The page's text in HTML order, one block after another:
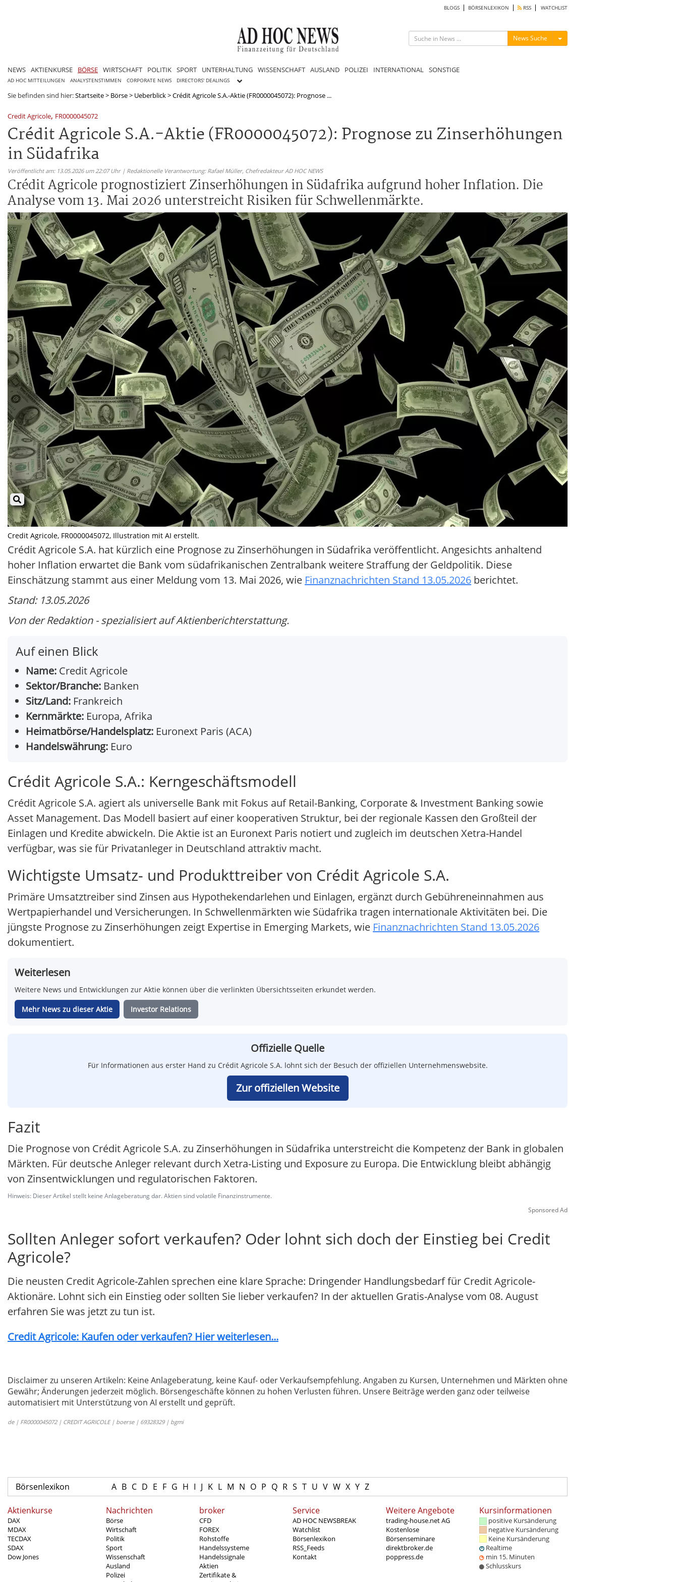
BLOGS BÖRSENLEXIKON RSS WATCHLIST
News Suche Menü ein-/ausblenden
NEWS AKTIENKURSE BÖRSE WIRTSCHAFT POLITIK SPORT UNTERHALTUNG WISSENSCHAFT AUSLAND POLIZEI INTERNATIONAL SONSTIGE
AD HOC MITTEILUNGEN ANALYSTENSTIMMEN CORPORATE NEWS DIRECTORS' DEALINGS
Sie befinden sind hier:Startseite> Börse> Ueberblick>Crédit Agricole S.A.-Aktie (FR0000045072): Prognose ...
Credit Agricole, FR0000045072
Crédit Agricole S.A.-Aktie (FR0000045072): Prognose zu Zinserhöhungen
in Südafrika
Veröffentlicht am: 13.05.2026 um 22:07 Uhr | Redaktionelle Verantwortung: Rafael Müller, Chefredakteur AD HOC NEWS
Crédit Agricole prognostiziert Zinserhöhungen in Südafrika aufgrund hoher Inflation. Die
Analyse vom 13. Mai 2026 unterstreicht Risiken für Schwellenmärkte.
Credit Agricole, FR0000045072, Illustration mit AI erstellt.
Crédit Agricole S.A. hat kürzlich eine Prognose zu Zinserhöhungen in Südafrika veröffentlicht. Angesichts anhaltend
hoher Inflation erwartet die Bank vom südafrikanischen Zentralbank weitere Straffung der Geldpolitik. Diese
Einschätzung stammt aus einer Meldung vom 13. Mai 2026, wie Finanznachrichten Stand 13.05.2026 berichtet.
Stand: 13.05.2026
Von der Redaktion - spezialisiert auf Aktienberichterstattung.
Auf einen Blick
Name: Credit Agricole
Sektor/Branche: Banken
Sitz/Land: Frankreich
Kernmärkte: Europa, Afrika
Heimatbörse/Handelsplatz: Euronext Paris (ACA)
Handelswährung: Euro
Crédit Agricole S.A.: Kerngeschäftsmodell
Crédit Agricole S.A. agiert als universelle Bank mit Fokus auf Retail-Banking, Corporate & Investment Banking sowie
Asset Management. Das Modell basiert auf einer kooperativen Struktur, bei der regionale Kassen den Großteil der
Einlagen und Kredite abwickeln. Die Aktie ist an Euronext Paris notiert und zugleich im deutschen Xetra-Handel
verfügbar, was sie für Privatanleger in Deutschland attraktiv macht.
Wichtigste Umsatz- und Produkttreiber von Crédit Agricole S.A.
Primäre Umsatztreiber sind Zinsen aus Hypothekendarlehen und Einlagen, ergänzt durch Gebühreneinnahmen aus
Wertpapierhandel und Versicherungen. In Schwellenmärkten wie Südafrika tragen internationale Aktivitäten bei. Die
jüngste Prognose zu Zinserhöhungen zeigt Expertise in Emerging Markets, wie Finanznachrichten Stand 13.05.2026
dokumentiert.
Weiterlesen
Weitere News und Entwicklungen zur Aktie können über die verlinkten Übersichtsseiten erkundet werden.
Mehr News zu dieser Aktie Investor Relations
Offizielle Quelle
Für Informationen aus erster Hand zu Crédit Agricole S.A. lohnt sich der Besuch der offiziellen Unternehmenswebsite.
Zur offiziellen Website
Fazit
Die Prognose von Crédit Agricole S.A. zu Zinserhöhungen in Südafrika unterstreicht die Kompetenz der Bank in globalen
Märkten. Für deutsche Anleger relevant durch Xetra-Listing und Exposure zu Europa. Die Entwicklung bleibt abhängig
von Zinsentwicklungen und regulatorischen Faktoren.
Hinweis: Dieser Artikel stellt keine Anlageberatung dar. Aktien sind volatile Finanzinstrumente.
Sponsored Ad
Sollten Anleger sofort verkaufen? Oder lohnt sich doch der Einstieg bei Credit
Agricole?
Die neusten Credit Agricole-Zahlen sprechen eine klare Sprache: Dringender Handlungsbedarf für Credit Agricole-
Aktionäre. Lohnt sich ein Einstieg oder sollten Sie lieber verkaufen? In der aktuellen Gratis-Analyse vom 08. August
erfahren Sie was jetzt zu tun ist.
Credit Agricole: Kaufen oder verkaufen? Hier weiterlesen...
Disclaimer zu unseren Artikeln: Keine Anlageberatung, keine Kauf- oder Verkaufsempfehlung. Angaben zu Kursen, Unternehmen und Märkten ohne
Gewähr; Änderungen jederzeit möglich. Börsengeschäfte können zu hohen Verlusten führen. Unsere Beiträge werden ganz oder teilweise
automatisiert mit Unterstützung von AI erstellt und geprüft.
de | FR0000045072 | CREDIT AGRICOLE | boerse | 69328329 | bgmi
Börsenlexikon A B C D E F G H I J K L M N O P Q R S T U V W X Y Z
Aktienkurse
DAX
MDAX
TECDAX
SDAX
Dow Jones
Nachrichten
Börse
Wirtschaft
Politik
Sport
Wissenschaft
Ausland
Polizei
broker
CFD
FOREX
Rohstoffe
Handelssysteme
Handelssignale
Aktien
Zertifikate &
Service
AD HOC NEWSBREAK
Watchlist
Börsenlexikon
RSS_Feeds
Kontakt
Weitere Angebote
trading-house.net AG
Kostenlose
Börsenseminare
direktbroker.de
poppress.de
Kursinformationen
positive Kursänderung
negative Kursänderung
Keine Kursänderung
Realtime
min 15. Minuten
Schlusskurs